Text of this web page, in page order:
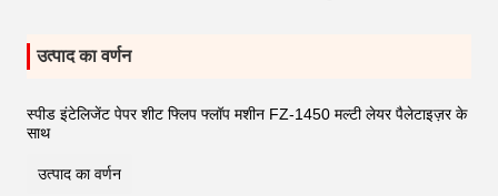
उत्पाद का वर्णन
स्पीड इंटेलिजेंट पेपर शीट फ्लिप फ्लॉप मशीन FZ-1450 मल्टी लेयर पैलेटाइज़र के
साथ
उत्पाद का वर्णन